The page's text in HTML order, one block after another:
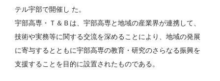
テル宇部で開催し た。
宇部高専・Ｔ＆Ｂは、宇部高専と地域の産業界が連携して、
技術や実務等に関する交流を深めることにより、地域の発展
に寄与するとともに宇部高専の教育・研究のさらなる振興を
支援することを目的に設置されたものである。